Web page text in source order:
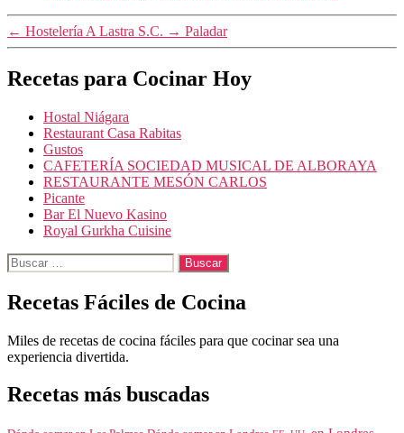
← Hostelería A Lastra S.C. → Paladar
Recetas para Cocinar Hoy
Hostal Niágara
Restaurant Casa Rabitas
Gustos
CAFETERÍA SOCIEDAD MUSICAL DE ALBORAYA
RESTAURANTE MESÓN CARLOS
Picante
Bar El Nuevo Kasino
Royal Gurkha Cuisine
Buscar:
Recetas Fáciles de Cocina
Miles de recetas de cocina fáciles para que cocinar sea una
experiencia divertida.
Recetas más buscadas